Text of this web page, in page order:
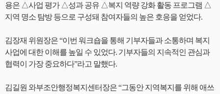
용은 △사업 평가 △성과 공유 △복지 역량 강화 활동 프로그램 △
지역 명소 탐방 등으로 구성돼 참여자들의 높은 호응을 얻었다.
김장재 위원장은 “이번 워크숍을 통해 기부자들과 소통하며 복지
사업에 대한 이해를 높일 수 있었다. 기부자들의 지속적인 관심과
협력이 가장 중요하다”라고 말했다.
김길원 와부조안행정복지센터장은 “그동안 지역복지를 위해 애쓰